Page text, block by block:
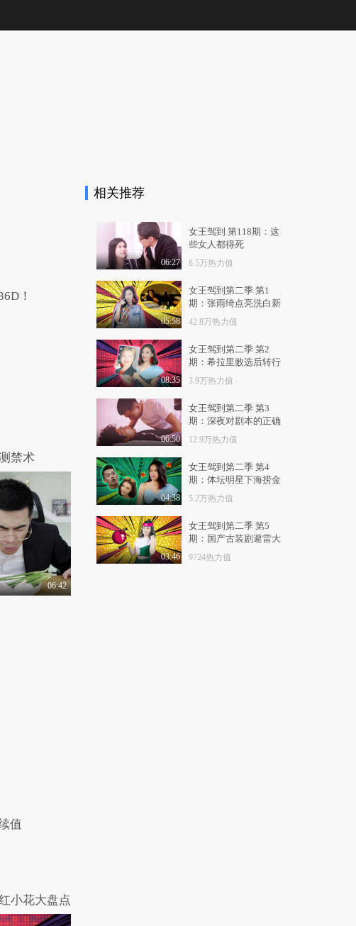
01:07 1.1万热力值
03:36
己人坑，要上指压板..
1.1万热力值
04:24
眼睛都看直了，竟把..
1.4万热力值
02:45
贾玲张小斐这对组合太
搞笑，包袱层出不穷..
05:10
贾玲的自黑模式又来上
演了，姥姥与他跟张..
12:43
喜乐汇：贾玲假装成小
伙妈妈，与张小斐上..
张小斐搬到男牢房，结
果囚犯全看上她了！..
相关推荐
06:27
女王驾到 第118期：这
些女人都得死
8.5万热力值
05:58
女王驾到第二季 第1
期：张雨绮点亮洗白新
技能
42.8万热力值
08:35
女王驾到第二季 第2
期：希拉里败选后转行
当网红
3.9万热力值
06:50
女王驾到第二季 第3
期：深夜对剧本的正确
姿势
12.9万热力值
04:38
女王驾到第二季 第4
期：体坛明星下海捞金
被喷
5.2万热力值
03:46
女王驾到第二季 第5
期：国产古装剧避雷大
法
9724热力值
！
禁术
06:42
值
小花大盘点